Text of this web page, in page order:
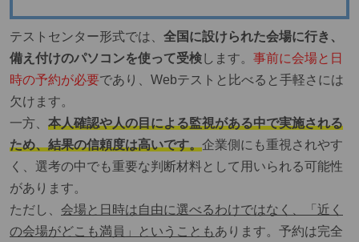
テストセンター形式では、 全国に設けられた会場に行き、
備え付けのパソコンを使って受検します。 事前に会場と日
時の予約が必要であり、Webテストと比べると手軽さには
欠けます。
一方、 本人確認や人の目による監視がある中で実施される
ため、結果の信頼度は高いです。企業側にも重視されやす
く、選考の中でも重要な判断材料として用いられる可能性
があります。
ただし、 会場と日時は自由に選べるわけではなく、「近く
の会場がどこも満員」ということもあります。予約は完全